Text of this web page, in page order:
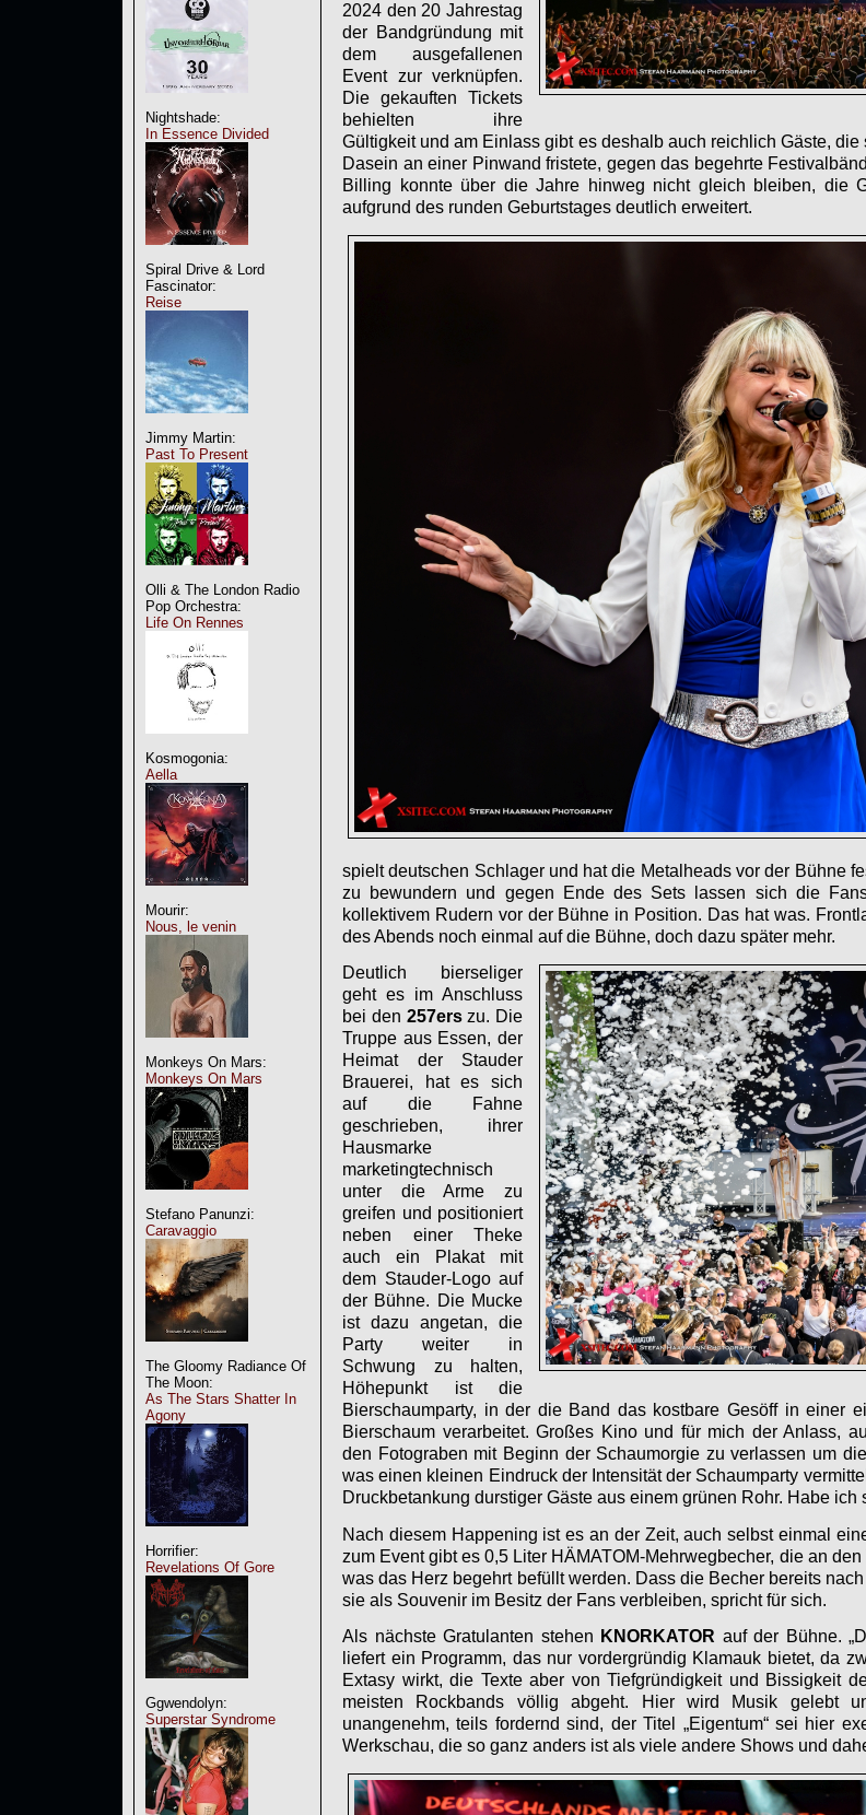
Nightshade:
In Essence Divided
Spiral Drive & Lord
Fascinator:
Reise
Jimmy Martin:
Past To Present
Olli & The London Radio
Pop Orchestra:
Life On Rennes
Kosmogonia:
Aella
Mourir:
Nous, le venin
Monkeys On Mars:
Monkeys On Mars
Stefano Panunzi:
Caravaggio
The Gloomy Radiance Of
The Moon:
As The Stars Shatter In
Agony
Horrifier:
Revelations Of Gore
Ggwendolyn:
Superstar Syndrome
2024 den 20 Jahrestag
der Bandgründung mit
dem ausgefallenen
Event zur verknüpfen.
Die gekauften Tickets
behielten ihre
Gültigkeit und am Einlass gibt es deshalb auch reichlich Gäste,
Dasein an einer Pinwand fristete, gegen das begehrte
Billing konnte über die Jahre hinweg nicht gleich bleiben, die
aufgrund des runden Geburtstages deutlich erweitert.
spielt deutschen Schlager und hat die Metalheads vor der Bühne
zu bewundern und gegen Ende des Sets lassen sich die
kollektivem Rudern vor der Bühne in Position. Das hat was.
des Abends noch einmal auf die Bühne, doch dazu später mehr.
Deutlich bierseliger
geht es im Anschluss
bei den 257erszu. Die
Truppe aus Essen, der
Heimat der Stauder
Brauerei, hat es sich
auf die Fahne
geschrieben, ihrer
Hausmarke
marketingtechnisch
unter die Arme zu
greifen und positioniert
neben einer Theke
auch ein Plakat mit
dem Stauder-Logo auf
der Bühne. Die Mucke
ist dazu angetan, die
Party weiter in
Schwung zu halten,
Höhepunkt ist die
Bierschaumparty, in der die Band das kostbare Gesöff in einer
Bierschaum verarbeitet. Großes Kino und für mich der Anlass,
den Fotograben mit Beginn der Schaumorgie zu verlassen um
was einen kleinen Eindruck der Intensität der Schaumparty
Druckbetankung durstiger Gäste aus einem grünen Rohr. Habe ich
Nach diesem Happening ist es an der Zeit, auch selbst einmal
zum Event gibt es 0,5 Liter HÄMATOM-Mehrwegbecher, die an
was das Herz begehrt befüllt werden. Dass die Becher bereits
sie als Souvenir im Besitz der Fans verbleiben, spricht für sich.
Als nächste Gratulanten stehen KNORKATOR auf der Bühne.
liefert ein Programm, das nur vordergründig Klamauk bietet, da
Extasy wirkt, die Texte aber von Tiefgründigkeit und Bissigkeit
meisten Rockbands völlig abgeht. Hier wird Musik gelebt
unangenehm, teils fordernd sind, der Titel „Eigentum“ sei hier
Werkschau, die so ganz anders ist als viele andere Shows und